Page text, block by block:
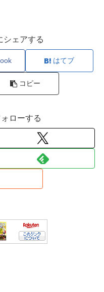
シェアする
はてブ
コピー
ローする